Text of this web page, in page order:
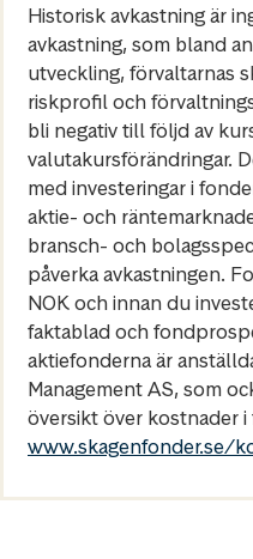
Historisk avkastning är
avkastning, som bland
utveckling, förvaltarnas
riskprofil och
bli negativ till följd av
valutakursförändringar.
med investeringar i
aktie- och
bransch- och
påverka avkastningen.
NOK och innan du
faktablad och
aktiefonderna är
Management AS, som
översikt över kostnader
www.skagenfonder.se/